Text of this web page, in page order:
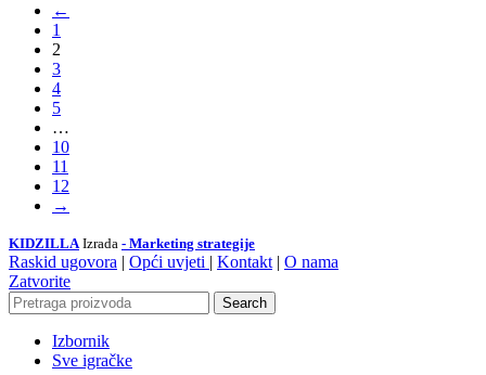
←
1
2
3
4
5
…
10
11
12
→
KIDZILLA Izrada - Marketing strategije
Raskid ugovora | Opći uvjeti | Kontakt | O nama
Zatvorite
Search
Izbornik
Sve igračke